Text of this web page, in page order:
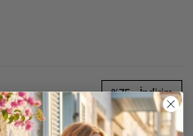
%75 İndirim